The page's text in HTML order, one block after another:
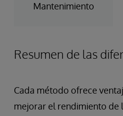
Mantenimiento
Resumen de las
Cada método ofrece
mejorar el rendimiento de